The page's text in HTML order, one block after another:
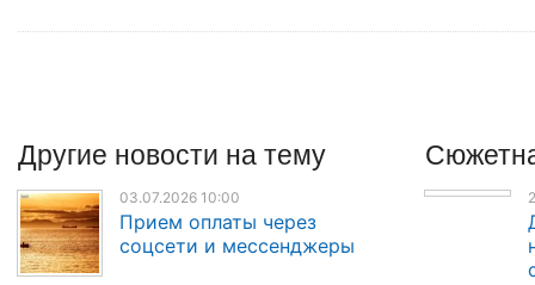
Другие новости на тему
03.07.2026 10:00
Прием оплаты через
соцсети и мессенджеры